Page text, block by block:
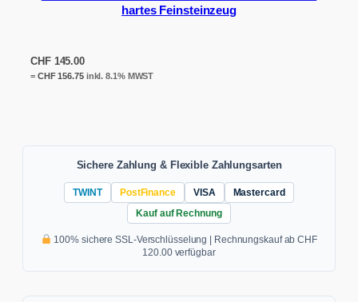
hartes Feinsteinzeug
CHF145.00
= CHF156.75inkl. 8.1% MWST
Sichere Zahlung & Flexible Zahlungsarten
TWINT PostFinance VISA
Mastercard
Kauf auf Rechnung
100% sichere SSL-Verschlüsselung | Rechnungskauf ab CHF
120.00 verfügbar